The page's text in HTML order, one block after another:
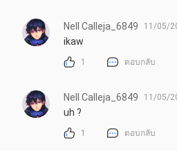
Nell Calleja_6849 11/05/
ikaw
1 ตอบกลับ
Nell Calleja_6849 11/05/
uh ?
1 ตอบกลับ